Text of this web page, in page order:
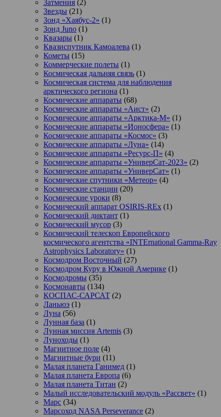
Затмения (2)
Звезды (21)
Зонд «Хаябус-2» (1)
Зонд Juno (1)
Квазары (1)
Квазиспутник Камоалева (1)
Кометы (15)
Коммерческие полеты (1)
Космическая дальняя связь (1)
Космическая система для наблюдения
арктического региона (1)
Космические аппараты (68)
Космические аппараты «Аист» (2)
Космические аппараты «Арктика-М» (1)
Космические аппараты «Ионосфера» (1)
Космические аппараты «Космос» (3)
Космические аппараты «Луна» (14)
Космические аппараты «Ресурс-П» (4)
Космические аппараты «УниверСат-2023» (2)
Космические аппараты «УниверСат» (1)
Космические спутники «Метеор» (4)
Космические станции (20)
Космические уроки (8)
Космический аппарат OSIRIS-REx (1)
Космический диктант (1)
Космический мусор (3)
Космический телескоп Европейского
космического агентства «INTErnational Gamma-Ray
Astrophysics Laboratory» (1)
Космодром Восточный (27)
Космодром Куру в Южной Америке (1)
Космодромы (35)
Космонавты (134)
КОСПАС-САРСАТ (2)
Ланьюэ (1)
Луна (56)
Лунная база (1)
Лунная миссия Artemis (3)
Луноходы (1)
Магнитное поле (4)
Магнитные бури (11)
Малая планета Ганимед (1)
Малая планета Европа (6)
Малая планета Титан (2)
Малый исследовательский модуль «Рассвет» (1)
Марс (34)
Марсоход NASA Perseverance (2)